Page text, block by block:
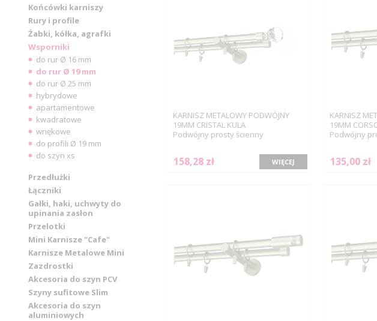
Końcówki karniszy
Rury i profile
Żabki, kółka, agrafki
Wsporniki
do rur Ø 16 mm
do rur Ø 19 mm
do rur Ø 25 mm
hybrydowe
apartamentowe
kwadratowe
wnękowe
do profili Ø 19 mm
do szyn xs
Przedłużki
Łączniki
Gałki, haki, uchwyty do
upinania zasłon
Przelotki
Mini Karnisze "Cafe"
Karnisze Metalowe Mini
Zazdrostki
Akcesoria do szyn PCV
Szyny sufitowe Slim
Akcesoria do szyn
aluminiowych
KARNISZ METALOWY PODWÓJNY
19MM CRISTAL KULA
Podwójny prosty ścienny
158,28 zł WIĘCEJ
KARNISZ
19MM
Podwójny
135,00 zł